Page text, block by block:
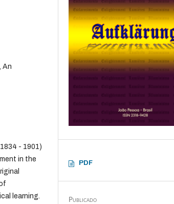
An
- 1901)
in the
learning.
PDF
Publicado